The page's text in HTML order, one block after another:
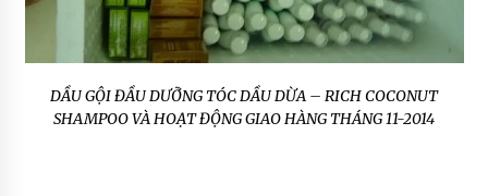
DẦU GỘI ĐẦU DƯỠNG TÓC DẦU DỪA – RICH COCONUT
SHAMPOO VÀ HOẠT ĐỘNG GIAO HÀNG THÁNG 11-2014